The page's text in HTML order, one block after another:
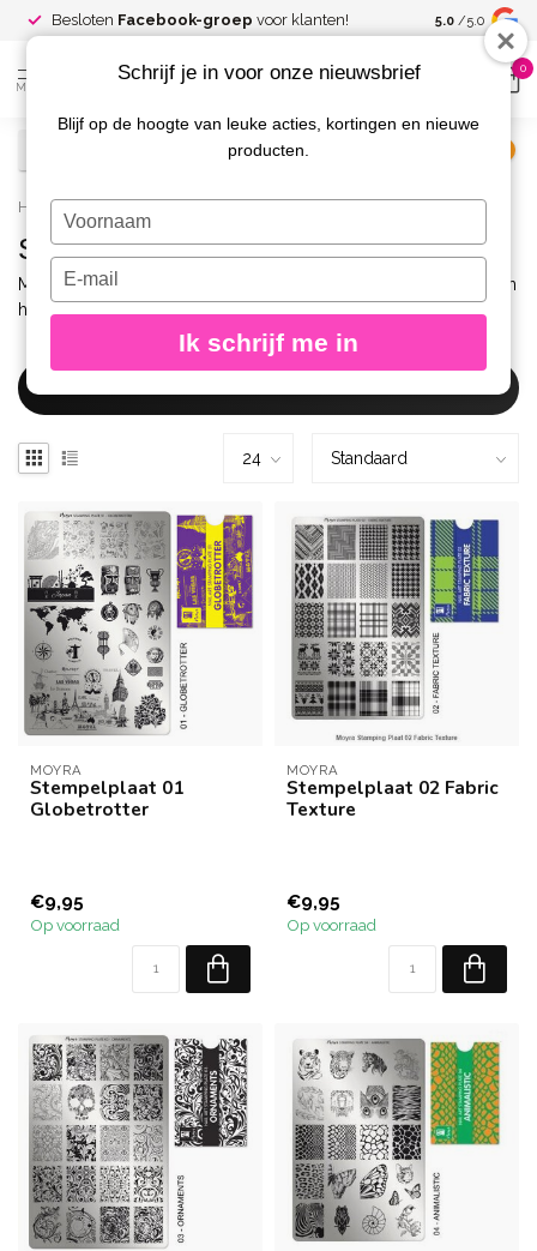
Besloten Facebook-groep voor klanten! Spaar voor
kortingen
5.0 /5.0
MENU
0
Home / Merken / Moyra / Stempelplaten
Stempelplaten
Moyra stempelplaten staan bekend om hun verfijnde designs en
haarscherpe details. Onmisbaar voor elke nail art stylist.
MOYRA
Stempelplaat 01
Globetrotter
€9,95
Op voorraad
MOYRA
Stempelplaat 02 Fabric
Texture
€9,95
Op voorraad
Schrijf je in voor onze nieuwsbrief
Blijf op de hoogte van leuke acties, kortingen en nieuwe
producten.
Typ
je
naam
Typ
je
e-
in
Ik schrijf me in